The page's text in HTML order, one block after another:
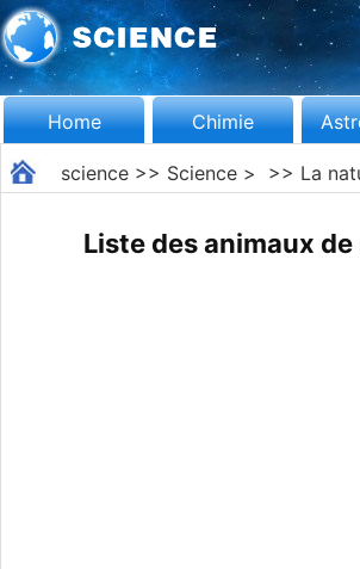
Home Chimie
science>> Science> >> La
Liste des animaux de